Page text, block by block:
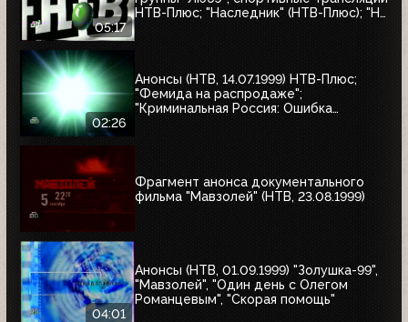
05:17
НТВ-Плюс; "Наследник" (НТВ-Плюс); "Не
02:26
Анонсы (НТВ, 14.07.1999) НТВ-Плюс;
"Фемида на распродаже";
"Криминальная Россия: Ошибка
Фрагмент анонса документального
фильма "Мавзолей" (НТВ, 23.08.1999)
04:01
Анонсы (НТВ, 01.09.1999) "Золушка-99",
"Мавзолей", "Один день с Олегом
Романцевым", "Скорая помощь"